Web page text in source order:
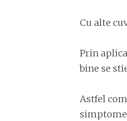
Cu alte
Prin
bine se
Astfel